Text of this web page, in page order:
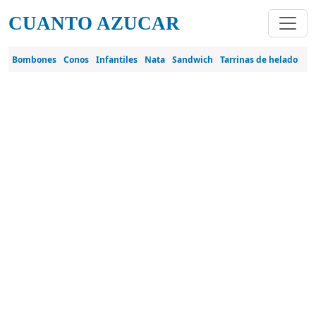
Pasar al contenido principal
CUANTO AZUCAR
Bombones Conos Infantiles Nata Sandwich Tarrinas de helado